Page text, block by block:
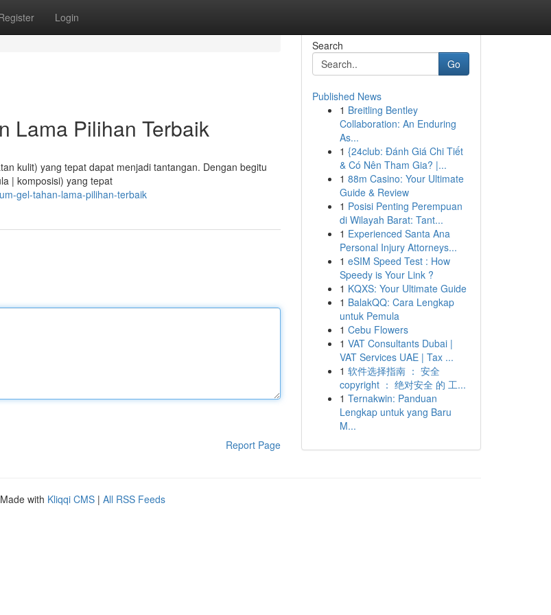
Login
Lama Pilihan Terbaik
kulit) yang tepat dapat menjadi tantangan. Dengan begitu
| komposisi) yang tepat
gel-tahan-lama-pilihan-terbaik
Report Page
Search
Go
Published News
1 Breitling Bentley
Collaboration: An Enduring
As...
1 {24club: Đánh Giá Chi Tiết
& Có Nên Tham Gia? |...
1 88m Casino: Your Ultimate
Guide & Review
1 Posisi Penting Perempuan
di Wilayah Barat: Tant...
1 Experienced Santa Ana
Personal Injury Attorneys...
1 eSIM Speed Test : How
Speedy is Your Link ?
1 KQXS: Your Ultimate Guide
1 BalakQQ: Cara Lengkap
untuk Pemula
1 Cebu Flowers
1 VAT Consultants Dubai |
VAT Services UAE | Tax ...
1 软件选择指南 ： 安全
copyright ： 绝对安全 的 工...
1 Ternakwin: Panduan
Lengkap untuk yang Baru
M...
with Kliqqi CMS | All RSS Feeds